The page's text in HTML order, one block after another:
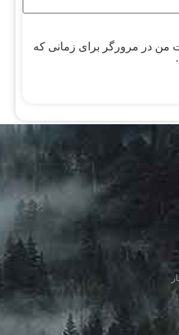
من در مرورگر برای زمانی که